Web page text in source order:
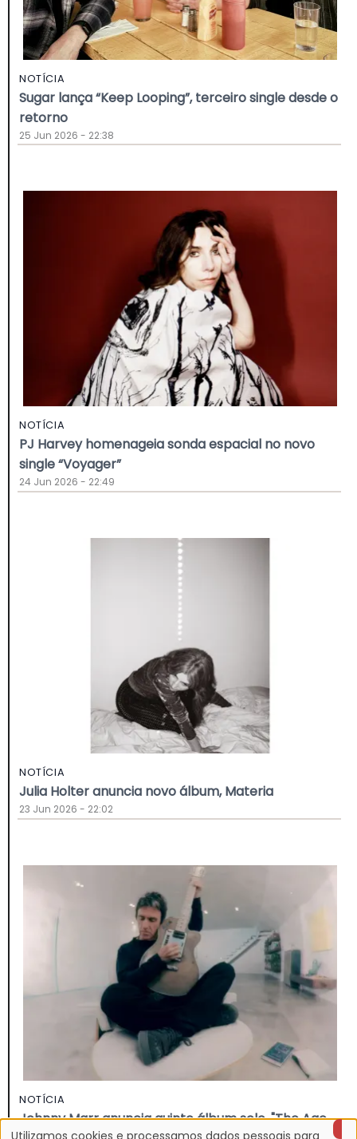
NOTÍCIA
Sugar lança “Keep Looping”, terceiro single desde o
retorno
25 Jun 2026 - 22:38
NOTÍCIA
PJ Harvey homenageia sonda espacial no novo
single “Voyager”
24 Jun 2026 - 22:49
NOTÍCIA
Julia Holter anuncia novo álbum, Materia
23 Jun 2026 - 22:02
NOTÍCIA
Johnny Marr anuncia quinto álbum solo, "The Age
Utilizamos cookies e processamos dados pessoais para